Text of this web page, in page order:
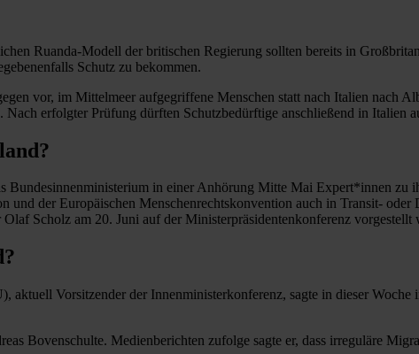
Ruanda-Modell der britischen Regierung sollten bereits in
Schutz zu bekommen.
vor, im Mittelmeer aufgegriffene Menschen statt nach Italien nach
erfolgter Prüfung dürften Schutzbedürftige anschließend in Italien
Bundesinnenministerium in einer Anhörung Mitte Mai Expert*innen zu
der Europäischen Menschenrechtskonvention auch in Transit-
Scholz am 20. Juni auf der Ministerpräsidentenkonferenz vorgestellt
aktuell Vorsitzender der Innenministerkonferenz, sagte in dieser
Bovenschulte. Medienberichten zufolge sagte er, dass irreguläre